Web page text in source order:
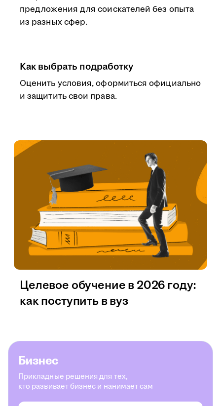
предложения для соискателей без опыта
из разных сфер.
Как выбрать подработку
Оценить условия, оформиться официально
и защитить свои права.
Целевое обучение в 2026 году:
как поступить в вуз
Бизнес
Прикладные решения для тех,
кто развивает бизнес и нанимает сам